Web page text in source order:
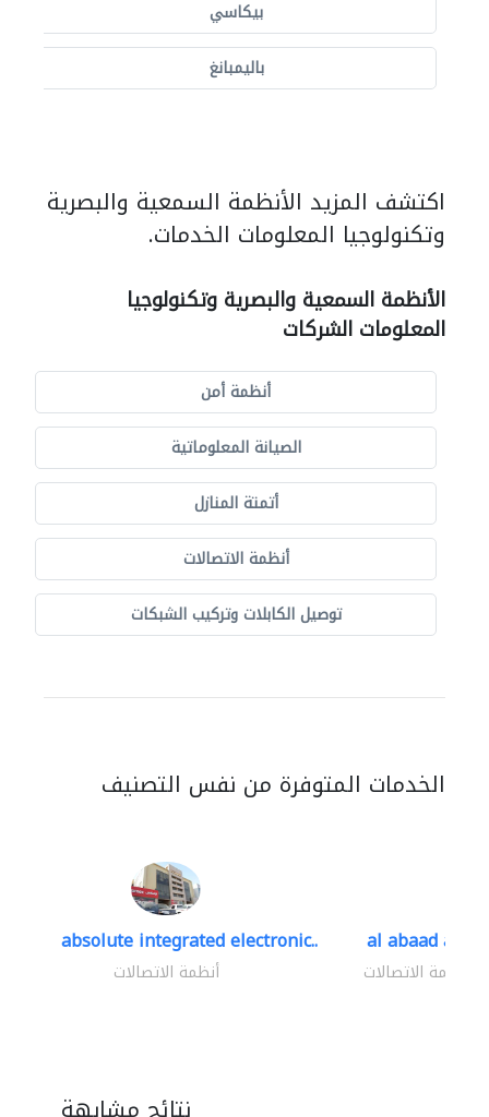
بيكاسي
باليمبانغ
اكتشف المزيد الأنظمة السمعية والبصرية
وتكنولوجيا المعلومات الخدمات.
الأنظمة السمعية والبصرية وتكنولوجيا
المعلومات الشركات
أنظمة أمن
الصيانة المعلوماتية
أتمتة المنازل
أنظمة الاتصالات
توصيل الكابلات وتركيب الشبكات
الخدمات المتوفرة من نفس التصنيف
absolute integrated electronic..
أنظمة الاتصالات
al abaad al..
أنظمة الاتصالات